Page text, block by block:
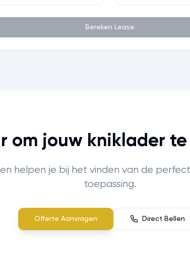
Bereken Lease
om jouw kniklader te
helpen je bij het vinden van de
toepassing.
Offerte Aanvragen Direct Bellen